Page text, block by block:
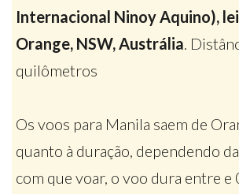
Internacional Ninoy Aquino),
Orange, NSW, Austrália.
quilômetros
Os voos para Manila saem de
quanto à duração, dependendo
com que voar, o voo dura entre e